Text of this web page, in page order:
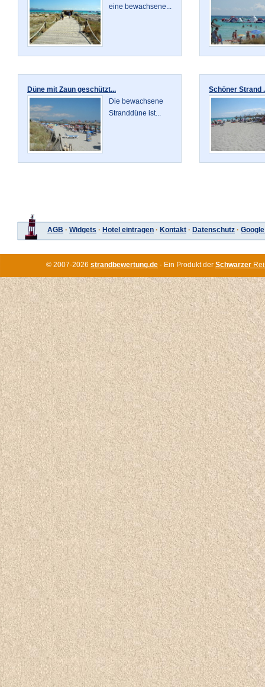
eine bewachsene...
Düne mit Zaun geschützt...
Die bewachsene
Stranddüne ist...
Schöner Strand
AGB · Widgets · Hotel eintragen · Kontakt · Datenschutz ·
© 2007-2026 strandbewertung.de · Ein Produkt der Schwarzer